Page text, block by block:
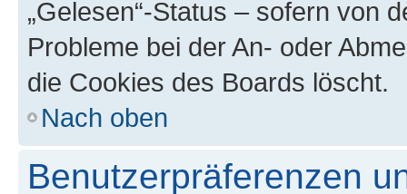
„Gelesen“-Status – sofern von
Probleme bei der An- oder
die Cookies des Boards löscht.
Nach oben
Benutzerpräferenzen